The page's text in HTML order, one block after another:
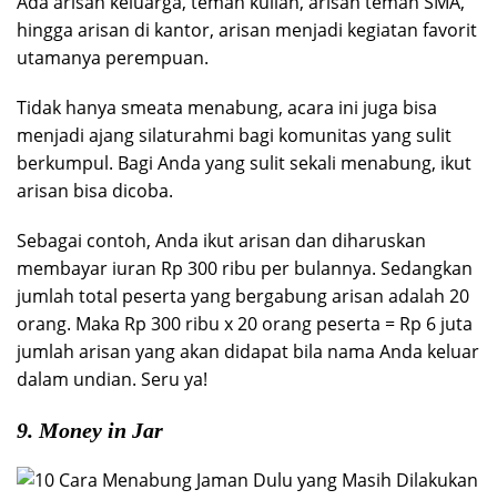
hingga arisan di kantor, arisan menjadi kegiatan favorit
utamanya perempuan.
Tidak hanya smeata menabung, acara ini juga bisa
menjadi ajang silaturahmi bagi komunitas yang sulit
berkumpul. Bagi Anda yang sulit sekali menabung, ikut
arisan bisa dicoba.
Sebagai contoh, Anda ikut arisan dan diharuskan
membayar iuran Rp 300 ribu per bulannya. Sedangkan
jumlah total peserta yang bergabung arisan adalah 20
orang. Maka Rp 300 ribu x 20 orang peserta = Rp 6 juta
jumlah arisan yang akan didapat bila nama Anda keluar
dalam undian. Seru ya!
9. Money in Jar